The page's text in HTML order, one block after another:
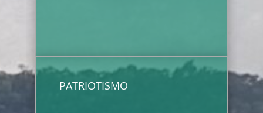
PATRIOTISMO